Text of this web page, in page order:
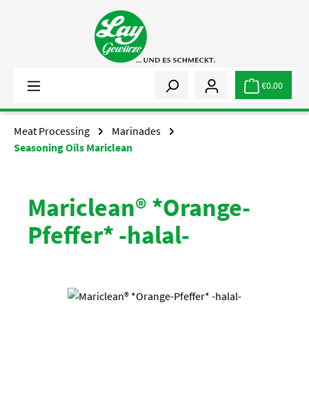
€0.00
Meat Processing
Marinades
Seasoning Oils Mariclean
Mariclean® *Orange-
Pfeffer* -halal-
Skip image gallery